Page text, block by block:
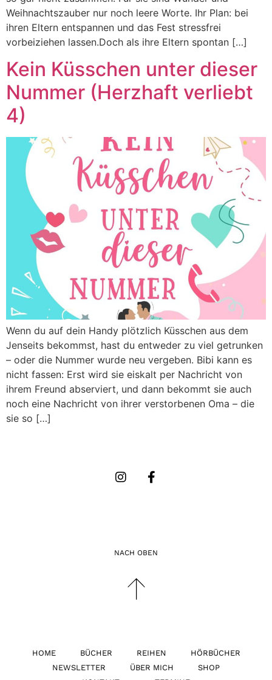
Weihnachtszauber nur noch leere Worte. Ihr Plan: bei
ihren Eltern entspannen und das Fest stressfrei
vorbeiziehen lassen.Doch als ihre Eltern spontan […]
Kein Küsschen unter dieser
Nummer (Herzhaft verliebt
4)
Wenn du auf dein Handy plötzlich Küsschen aus dem
Jenseits bekommst, hast du entweder zu viel getrunken
– oder die Nummer wurde neu vergeben. Bibi kann es
nicht fassen: Erst wird sie eiskalt per Nachricht von
ihrem Freund abserviert, und dann bekommt sie auch
noch eine Nachricht von ihrer verstorbenen Oma – die
sie so […]
NACH OBEN
HOME BÜCHER REIHEN
HÖRBÜCHER
NEWSLETTER
ÜBER MICH
SHOP